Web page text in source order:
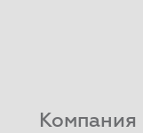
Компания